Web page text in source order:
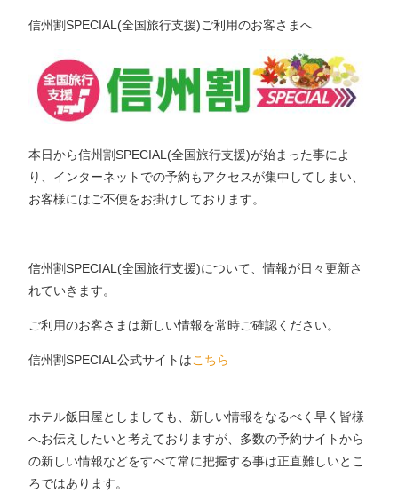
信州割SPECIAL(全国旅行支援)ご利用のお客さまへ
本日から信州割SPECIAL(全国旅行支援)が始まった事によ
り、インターネットでの予約もアクセスが集中してしまい、
お客様にはご不便をお掛けしております。
信州割SPECIAL(全国旅行支援)について、情報が日々更新さ
れていきます。
ご利用のお客さまは新しい情報を常時ご確認ください。
信州割SPECIAL公式サイトはこちら
ホテル飯田屋としましても、新しい情報をなるべく早く皆様
へお伝えしたいと考えておりますが、多数の予約サイトから
の新しい情報などをすべて常に把握する事は正直難しいとこ
ろではあります。